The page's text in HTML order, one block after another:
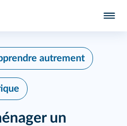
autrement
un